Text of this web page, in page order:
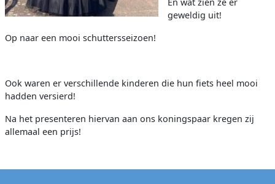
geweldig uit!
Op naar een mooi schuttersseizoen!
Ook waren er verschillende kinderen die hun fiets heel mooi
hadden versierd!
Na het presenteren hiervan aan ons koningspaar kregen zij
allemaal een prijs!